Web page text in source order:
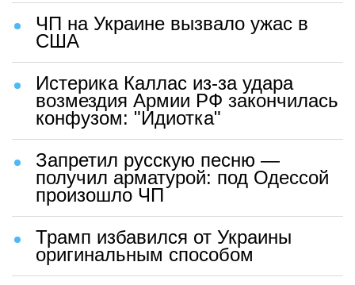
ЧП на Украине вызвало ужас в
США
Истерика Каллас из-за удара
возмездия Армии РФ закончилась
конфузом: "Идиотка"
Запретил русскую песню —
получил арматурой: под Одессой
произошло ЧП
Трамп избавился от Украины
оригинальным способом